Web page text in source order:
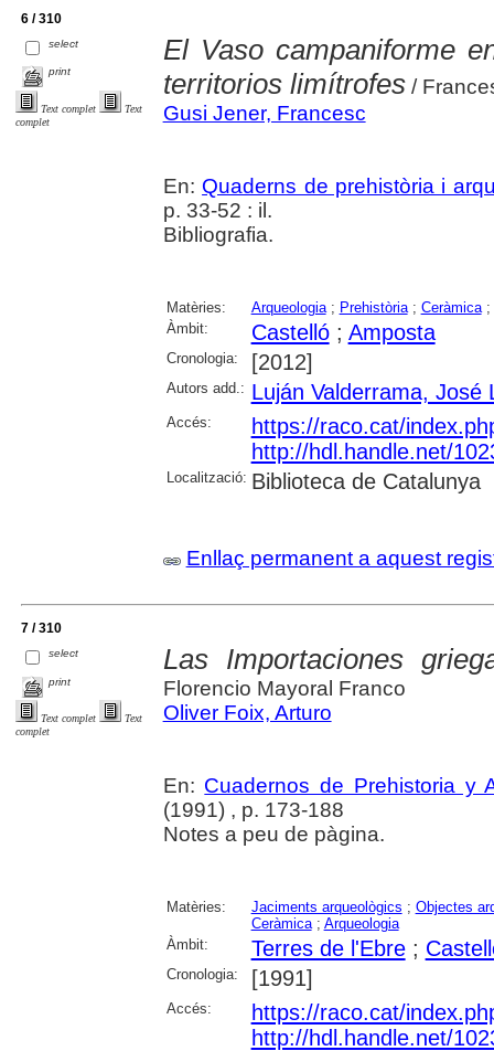
6 / 310
select
print
Text complet
Text
complet
El Vaso campaniforme
territorios limítrofes/
Gusi Jener, Francesc
En: Quaderns de prehistòria i
p. 33-52 : il.
Bibliografia.
Matèries: Arqueologia; Prehistòria; Ceràmica;
Àmbit:
Castelló; Amposta
Cronologia: [2012]
Autors add.: Luján Valderrama, José
Accés:
https://raco.cat/
http://hdl.handle.net/
Localització: Biblioteca de Catalunya
Enllaç permanent a aquest
7 / 310
select
print
Text complet
Text
complet
Las Importaciones
Florencio Mayoral Franco
Oliver Foix, Arturo
En: Cuadernos de Prehistoria y
(1991) , p. 173-188
Notes a peu de pàgina.
Matèries: Jaciments arqueològics ; Objectes
Ceràmica; Arqueologia
Àmbit:
Terres de l'Ebre;
Cronologia: [1991]
Accés:
https://raco.cat/
http://hdl.handle.net/